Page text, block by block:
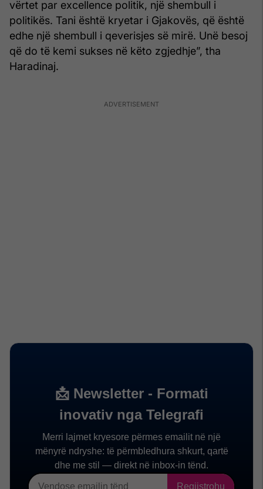
vërtet par excellence politik, një shembull i
politikës. Tani është kryetar i Gjakovës, që është
edhe një shembull i qeverisjes së mirë. Unë besoj
që do të kemi sukses në këto zgjedhje”, tha
Haradinaj.